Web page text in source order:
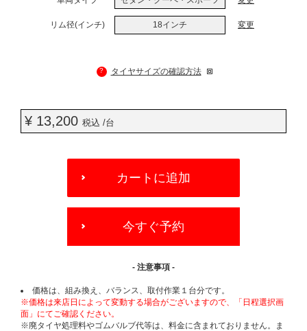
リム径(インチ) 18インチ 変更
? タイヤサイズの確認方法
¥ 13,200 税込 /台
OPTIONS
カートに追加
今すぐ予約
- 注意事項 -
価格は、組み換え、バランス、取付作業１台分です。
※価格は来店日によって変動する場合がございますので、「日程選択画
面」にてご確認ください。
※廃タイヤ処理料やゴムバルブ代等は、料金に含まれておりません。ま